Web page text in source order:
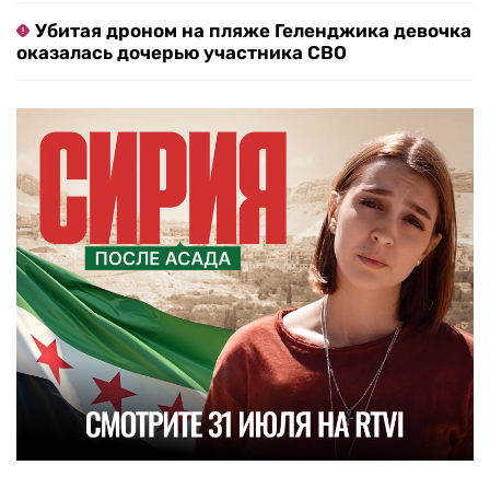
Убитая дроном на пляже Геленджика девочка
оказалась дочерью участника СВО